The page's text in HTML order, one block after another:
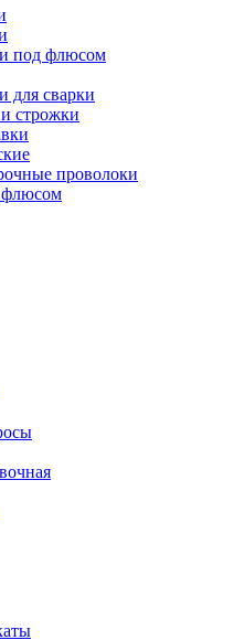
под флюсом
для сварки
строжки
проволоки
флюсом